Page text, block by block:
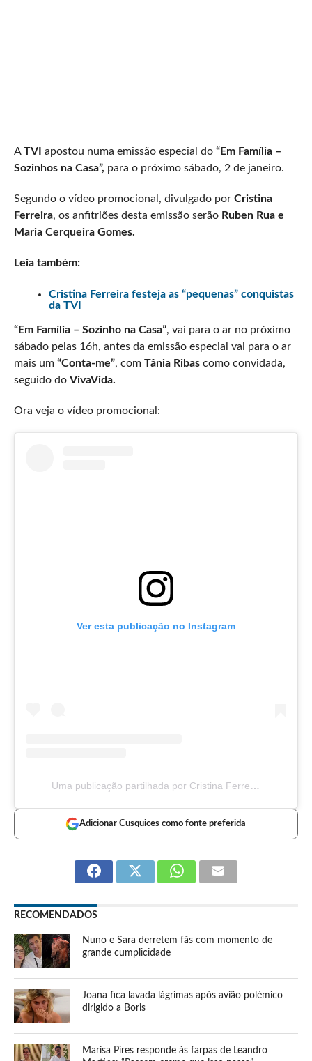
ATVI apostou numa emissão especial do “Em Família –
Sozinhos na Casa”, para o próximo sábado, 2 de janeiro.
Segundo o vídeo promocional, divulgado porCristina
Ferreira, os anfitriões desta emissão serão Ruben Rua e
Maria Cerqueira Gomes.
Leia também:
Cristina Ferreira festeja as “pequenas” conquistas
da TVI
“Em Família – Sozinho na Casa”, vai para o ar no próximo
sábado pelas 16h, antes da emissão especial vai para o ar
mais um “Conta-me”, com Tânia Ribascomo convidada,
seguido do VivaVida.
Ora veja o vídeo promocional:
Ver esta publicação no Instagram
Uma publicação partilhada por Cristina Ferreira (@dailycristina)
Adicionar Cusquices como fonte preferida
RECOMENDADOS
Nuno e Sara derretem fãs com momento de
grande cumplicidade
Joana fica lavada lágrimas após avião polémico
dirigido a Boris
Marisa Pires responde às farpas de Leandro